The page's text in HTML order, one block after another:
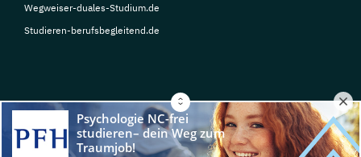
Wegweiser-duales-Studium.de
Studieren-berufsbegleitend.de
© Copyright 2026, TarGroup Media GmbH